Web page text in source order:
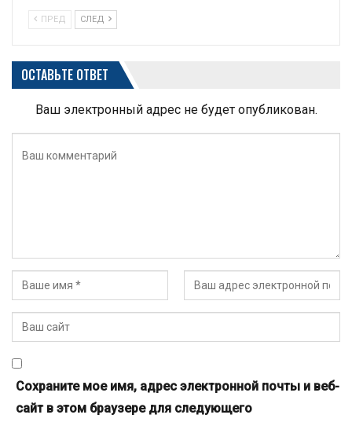
ПРЕД СЛЕД
ОСТАВЬТЕ ОТВЕТ
Ваш электронный адрес не будет опубликован.
Сохраните мое имя, адрес электронной почты и веб-
сайт в этом браузере для следующего